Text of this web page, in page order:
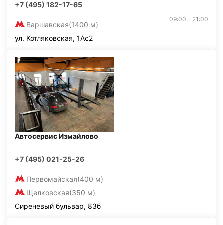
+7 (495) 182-17-65
Варшавская(1400 м)
09:00 - 21:00
ул. Котляковская, 1Ас2
Автосервис Измайлово
+7 (495) 021-25-26
Первомайская(400 м)
Щелковская(350 м)
Сиреневый бульвар, 83б